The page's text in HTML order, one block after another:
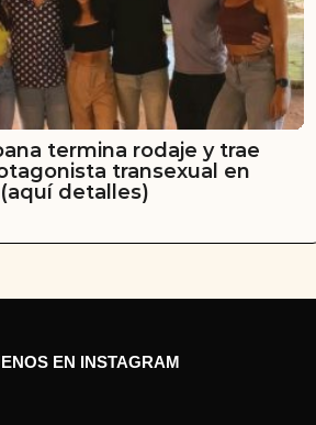
termina rodaje y trae
transexual en
detalles)
EN INSTAGRAM